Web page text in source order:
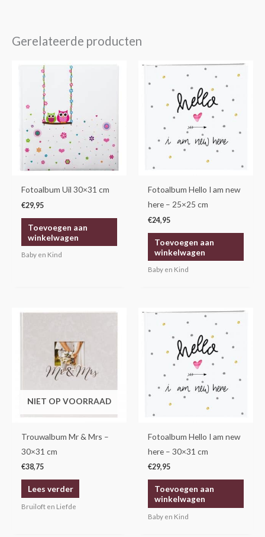
Gerelateerde producten
Fotoalbum Uil 30×31 cm
€29,95
Toevoegen aan
winkelwagen
Baby en Kind
Fotoalbum Hello I am new
here – 25×25 cm
€24,95
Toevoegen aan
winkelwagen
Baby en Kind
NIET OP VOORRAAD
Trouwalbum Mr & Mrs –
30×31 cm
€38,75
Lees verder
Bruiloft en Liefde
Fotoalbum Hello I am new
here – 30×31 cm
€29,95
Toevoegen aan
winkelwagen
Baby en Kind